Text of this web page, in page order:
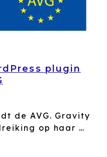
plugin
de AVG. Gravity
op haar …